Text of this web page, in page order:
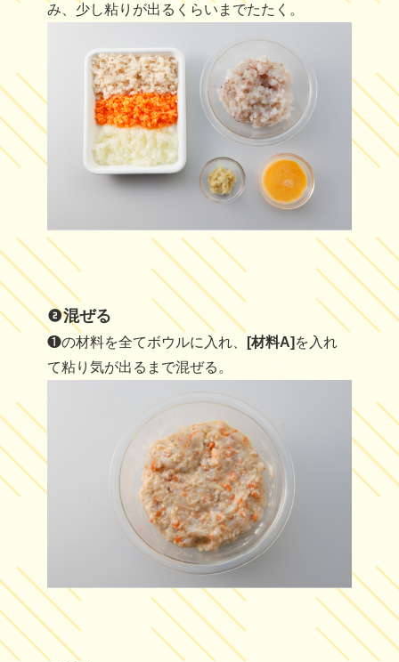
み、少し粘りが出るくらいまでたたく。
混ぜる
❶の材料を全てボウルに入れ、 [材料A] を入れ
て粘り気が出るまで混ぜる。